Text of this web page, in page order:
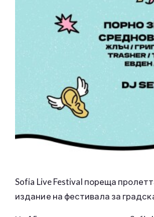
Sofia Live Festival пореща
издание на фестивала за